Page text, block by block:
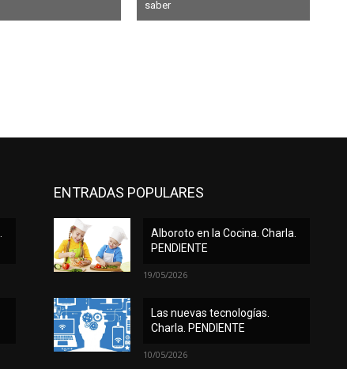
saber
ENTRADAS POPULARES
Alboroto en la Cocina. Charla.
PENDIENTE
19/05/2026
Las nuevas tecnologías.
Charla. PENDIENTE
10/05/2026